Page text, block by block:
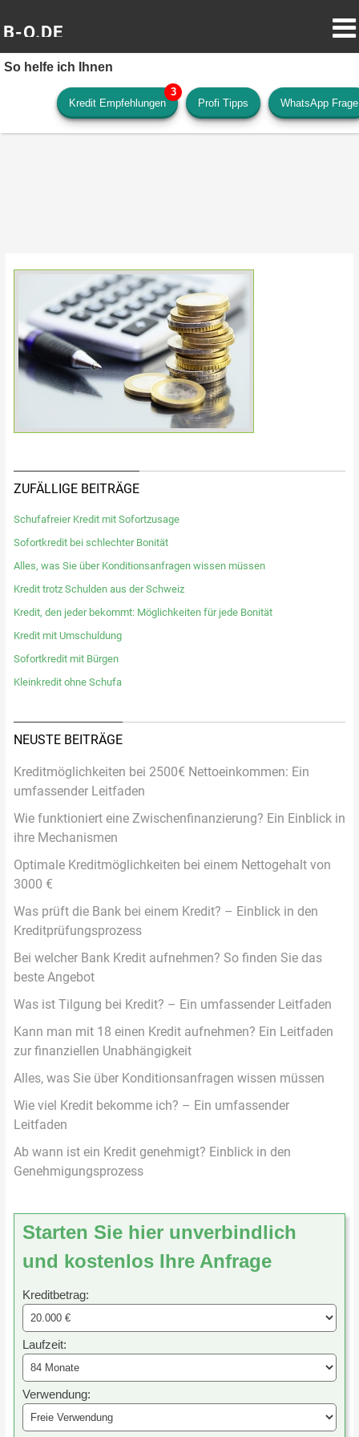
B-O.DE
So helfe ich Ihnen
Kredit Empfehlungen Profi Tipps WhatsApp Frage
ZUFÄLLIGE BEITRÄGE
Schufafreier Kredit mit Sofortzusage
Sofortkredit bei schlechter Bonität
Alles, was Sie über Konditionsanfragen wissen müssen
Kredit trotz Schulden aus der Schweiz
Kredit, den jeder bekommt: Möglichkeiten für jede Bonität
Kredit mit Umschuldung
Sofortkredit mit Bürgen
Kleinkredit ohne Schufa
NEUSTE BEITRÄGE
Kreditmöglichkeiten bei 2500€ Nettoeinkommen: Ein
umfassender Leitfaden
Wie funktioniert eine Zwischenfinanzierung? Ein Einblick in
ihre Mechanismen
Optimale Kreditmöglichkeiten bei einem Nettogehalt von
3000 €
Was prüft die Bank bei einem Kredit? – Einblick in den
Kreditprüfungsprozess
Bei welcher Bank Kredit aufnehmen? So finden Sie das
beste Angebot
Was ist Tilgung bei Kredit? – Ein umfassender Leitfaden
Kann man mit 18 einen Kredit aufnehmen? Ein Leitfaden
zur finanziellen Unabhängigkeit
Alles, was Sie über Konditionsanfragen wissen müssen
Wie viel Kredit bekomme ich? – Ein umfassender
Leitfaden
Ab wann ist ein Kredit genehmigt? Einblick in den
Genehmigungsprozess
Starten Sie hier unverbindlich
und kostenlos Ihre Anfrage
Kreditbetrag:
Laufzeit:
Verwendung: